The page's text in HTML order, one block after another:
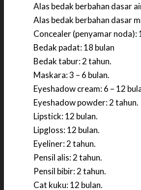
Alas bedak berbahan dasar
Alas bedak berbahan dasar
Concealer (penyamar noda):
Bedak padat: 18 bulan
Bedak tabur: 2 tahun.
Maskara: 3 – 6 bulan.
Eyeshadow cream: 6 – 12
Eyeshadow powder: 2 tahun.
Lipstick: 12 bulan.
Lipgloss: 12 bulan.
Eyeliner: 2 tahun.
Pensil alis: 2 tahun.
Pensil bibir: 2 tahun.
Cat kuku: 12 bulan.